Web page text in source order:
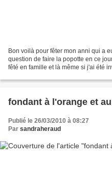
Bon voilà pour fêter mon anni qui a
question de faire la popotte en ce
fêté en famille et là même si j'ai été
fondant à l'orange et
Publié le 26/03/2010 à 08:27
Par sandraheraud